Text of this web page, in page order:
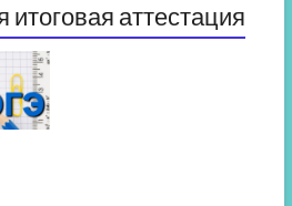
итоговая аттестация